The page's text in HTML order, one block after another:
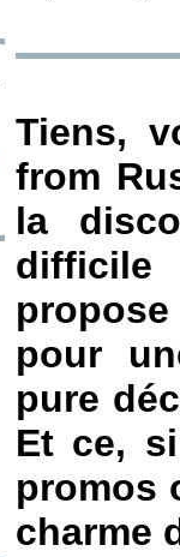
Tiens,
from
la
pour
pure
Et ce,
promos
charme